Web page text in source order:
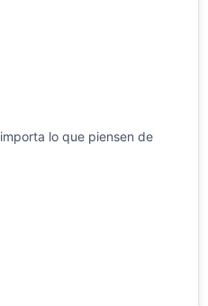
importa lo que piensen de